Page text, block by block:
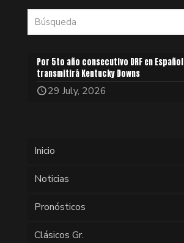
Por 5to año consecutivo DRF en Español
transmitirá Kentucky Downs
29 July, 2026
Inicio
Noticias
Pronósticos
Clásicos Gr.